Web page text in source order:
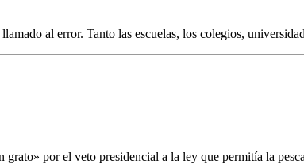
al error. Tanto las escuelas, los colegios,
por el veto presidencial a la ley que permitía la